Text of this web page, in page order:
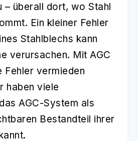
– überall dort, wo Stahl
Ein kleiner Fehler
Stahlblechs kann
verursachen. Mit AGC
Fehler vermieden
haben viele
AGC-System als
Bestandteil ihrer